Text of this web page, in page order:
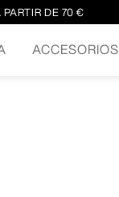
PARTIR DE 70 €
ACCESORIOS